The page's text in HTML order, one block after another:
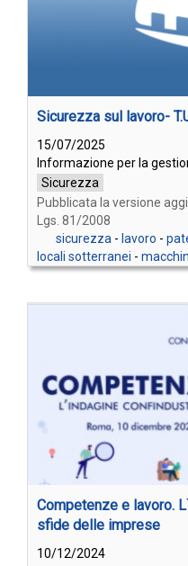
Sicurezza sul lavoro-
15/07/2025
Informazione per la
Sicurezza
Pubblicata la versione
Lgs. 81/2008
sicurezza- lavoro -
locali sotterranei -
Competenze e lavoro.
sfide delle imprese
10/12/2024